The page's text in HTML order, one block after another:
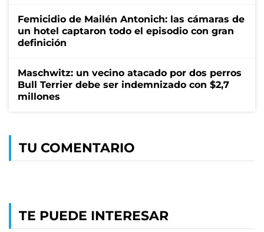
Femicidio de Mailén Antonich: las cámaras de
un hotel captaron todo el episodio con gran
definición
Maschwitz: un vecino atacado por dos perros
Bull Terrier debe ser indemnizado con $2,7
millones
TU COMENTARIO
TE PUEDE INTERESAR